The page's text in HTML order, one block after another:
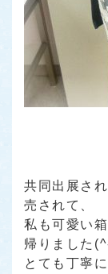
共同出展さ
売されて、
私も可愛い
帰りました
とても丁寧